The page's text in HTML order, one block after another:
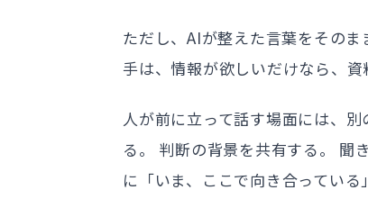
ただし、AIが整えた言葉をその
手は、情報が欲しいだけなら、資
人が前に立って話す場面には、
る。 判断の背景を共有する。 聞
に「いま、ここで向き合っている